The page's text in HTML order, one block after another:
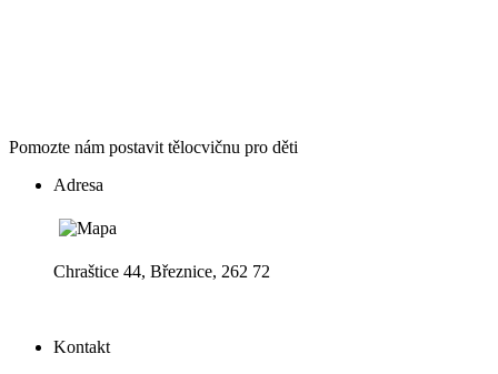
Pomozte nám postavit tělocvičnu pro děti
Adresa
Chraštice 44, Březnice, 262 72
Kontakt